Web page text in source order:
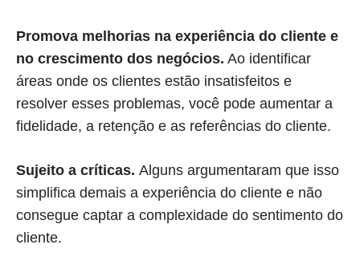
Promova melhorias na experiência do cliente e
no crescimento dos negócios. Ao identificar
áreas onde os clientes estão insatisfeitos e
resolver esses problemas, você pode aumentar a
fidelidade, a retenção e as referências do cliente.
Sujeito a críticas. Alguns argumentaram que isso
simplifica demais a experiência do cliente e não
consegue captar a complexidade do sentimento do
cliente.